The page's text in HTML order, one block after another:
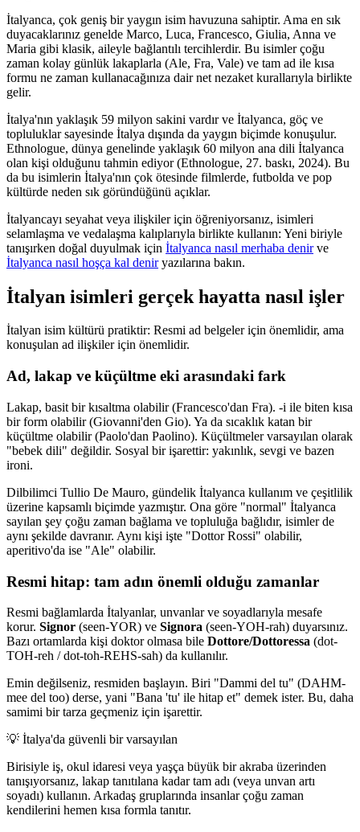
İtalyanca, çok geniş bir yaygın isim havuzuna sahiptir. Ama en sık
duyacaklarınız genelde Marco, Luca, Francesco, Giulia, Anna ve
Maria gibi klasik, aileyle bağlantılı tercihlerdir. Bu isimler çoğu
zaman kolay günlük lakaplarla (Ale, Fra, Vale) ve tam ad ile kısa
formu ne zaman kullanacağınıza dair net nezaket kurallarıyla birlikte
gelir.
İtalya'nın yaklaşık 59 milyon sakini vardır ve İtalyanca, göç ve
topluluklar sayesinde İtalya dışında da yaygın biçimde konuşulur.
Ethnologue, dünya genelinde yaklaşık 60 milyon ana dili İtalyanca
olan kişi olduğunu tahmin ediyor (Ethnologue, 27. baskı, 2024). Bu
da bu isimlerin İtalya'nın çok ötesinde filmlerde, futbolda ve pop
kültürde neden sık göründüğünü açıklar.
İtalyancayı seyahat veya ilişkiler için öğreniyorsanız, isimleri
selamlaşma ve vedalaşma kalıplarıyla birlikte kullanın: Yeni biriyle
tanışırken doğal duyulmak için İtalyanca nasıl merhaba denirve
İtalyanca nasıl hoşça kal deniryazılarına bakın.
İtalyan isimleri gerçek hayatta nasıl işler
İtalyan isim kültürü pratiktir: Resmi ad belgeler için önemlidir, ama
konuşulan ad ilişkiler için önemlidir.
Ad, lakap ve küçültme eki arasındaki fark
Lakap, basit bir kısaltma olabilir (Francesco'dan Fra). -i ile biten kısa
bir form olabilir (Giovanni'den Gio). Ya da sıcaklık katan bir
küçültme olabilir (Paolo'dan Paolino). Küçültmeler varsayılan olarak
"bebek dili" değildir. Sosyal bir işarettir: yakınlık, sevgi ve bazen
ironi.
Dilbilimci Tullio De Mauro, gündelik İtalyanca kullanım ve çeşitlilik
üzerine kapsamlı biçimde yazmıştır. Ona göre "normal" İtalyanca
sayılan şey çoğu zaman bağlama ve topluluğa bağlıdır, isimler de
aynı şekilde davranır. Aynı kişi işte "Dottor Rossi" olabilir,
aperitivo'da ise "Ale" olabilir.
Resmi hitap: tam adın önemli olduğu zamanlar
Resmi bağlamlarda İtalyanlar, unvanlar ve soyadlarıyla mesafe
korur. Signor (seen-YOR) ve Signora (seen-YOH-rah) duyarsınız.
Bazı ortamlarda kişi doktor olmasa bile Dottore/Dottoressa (dot-
TOH-reh / dot-toh-REHS-sah) da kullanılır.
Emin değilseniz, resmiden başlayın. Biri "Dammi del tu" (DAHM-
mee del too) derse, yani "Bana 'tu' ile hitap et" demek ister. Bu, daha
samimi bir tarza geçmeniz için işarettir.
💡 İtalya'da güvenli bir varsayılan
Birisiyle iş, okul idaresi veya yaşça büyük bir akraba üzerinden
tanışıyorsanız, lakap tanıtılana kadar tam adı (veya unvan artı
soyadı) kullanın. Arkadaş gruplarında insanlar çoğu zaman
kendilerini hemen kısa formla tanıtır.